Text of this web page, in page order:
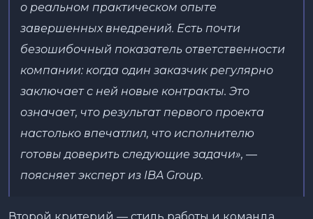
о реальном практическом опыте
завершенных внедрений. Есть почти
безошибочный показатель ответственности
компании: когда один заказчик регулярно
заключает с ней новые контракты. Это
означает, что результат первого проекта
настолько впечатлил, что исполнителю
готовы доверить следующие задачи», —
поясняет эксперт из IBA Group.